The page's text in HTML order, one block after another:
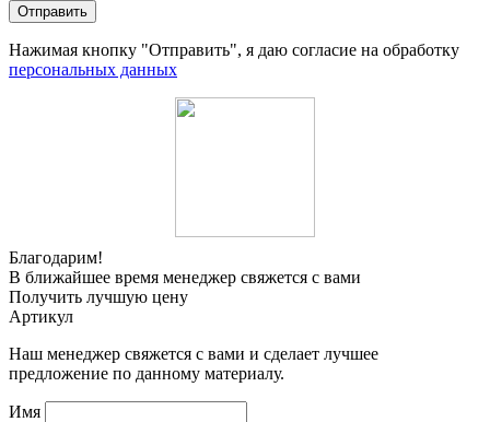
Отправить
Нажимая кнопку "Отправить", я даю согласие на обработку
персональных данных
Благодарим!
В ближайшее время менеджер свяжется с вами
Получить лучшую цену
Артикул
Наш менеджер свяжется с вами и сделает лучшее
предложение по данному материалу.
Имя